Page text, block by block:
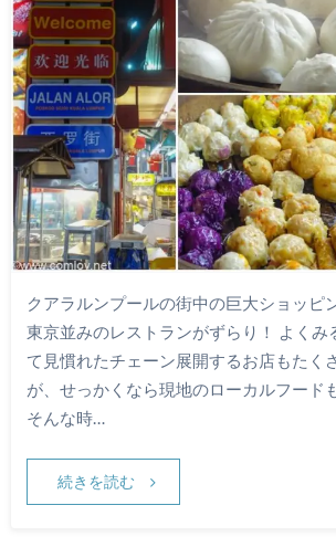
クアラルンプールの街中の巨大ショッピ
東京並みのレストランがずらり！ よくみ
て見慣れたチェーン展開するお店もたく
が、せっかくなら現地のローカルフード
そんな時…
続きを読む